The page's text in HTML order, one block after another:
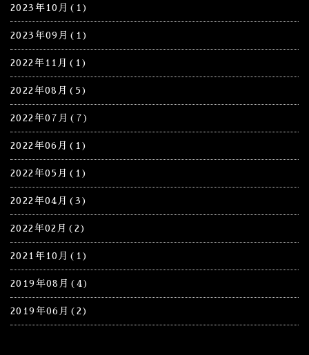
2023年10月(1)
2023年09月(1)
2022年11月(1)
2022年08月(5)
2022年07月(7)
2022年06月(1)
2022年05月(1)
2022年04月(3)
2022年02月(2)
2021年10月(1)
2019年08月(4)
2019年06月(2)